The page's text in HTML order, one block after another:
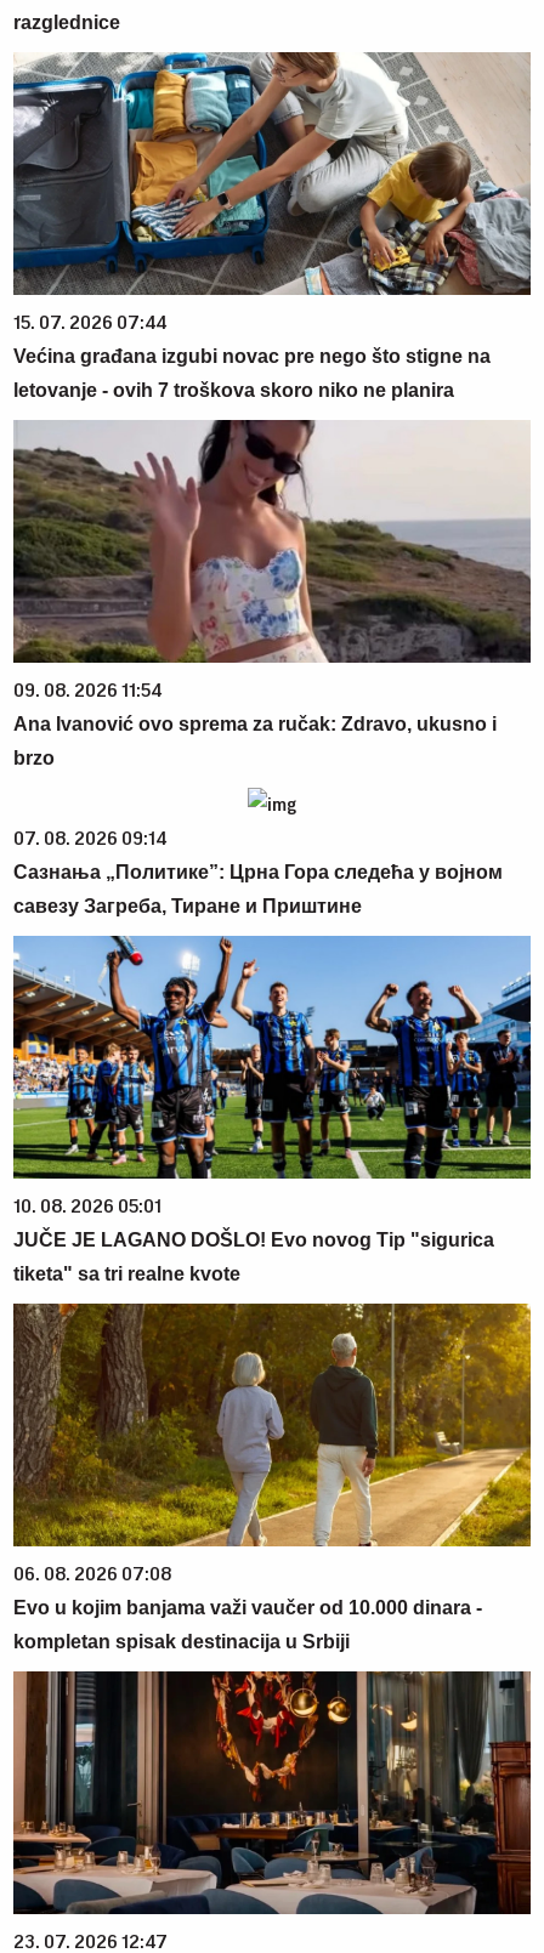
razglednice
15. 07. 2026 07:44
Većina građana izgubi novac pre nego što stigne na
letovanje - ovih 7 troškova skoro niko ne planira
09. 08. 2026 11:54
Ana Ivanović ovo sprema za ručak: Zdravo, ukusno i
brzo
07. 08. 2026 09:14
Сазнања „Политике”: Црна Гора следећа у војном
савезу Загреба, Тиране и Приштине
10. 08. 2026 05:01
JUČE JE LAGANO DOŠLO! Evo novog Tip "sigurica
tiketa" sa tri realne kvote
06. 08. 2026 07:08
Evo u kojim banjama važi vaučer od 10.000 dinara -
kompletan spisak destinacija u Srbiji
23. 07. 2026 12:47